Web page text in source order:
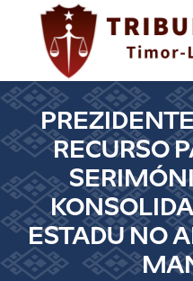
RECURSO
ESTADU NO